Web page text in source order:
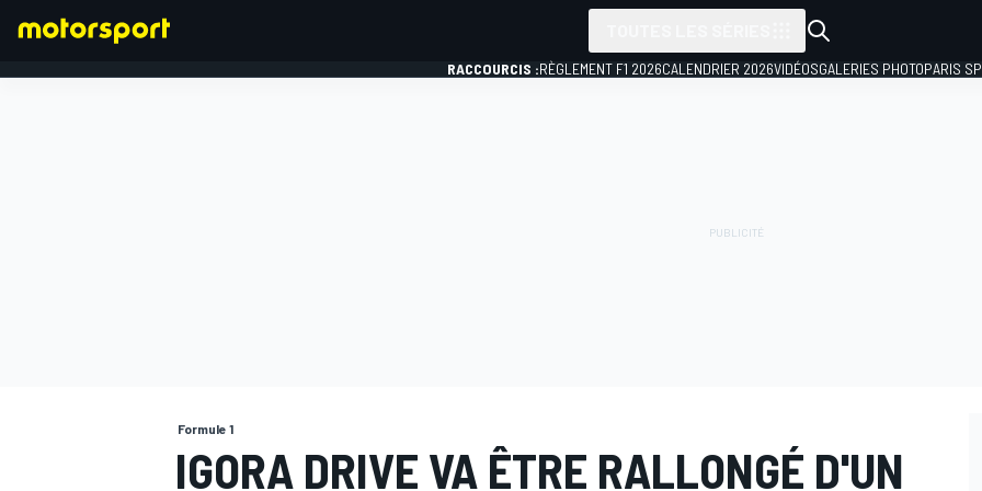
RACCOURCIS :RÈGLEMENT F1 2026CALENDRIER 2026VIDÉOSGALERIES PHOTOPARIS
Formule 1
IGORA DRIVE VA ÊTRE RALLONGÉ D'UN